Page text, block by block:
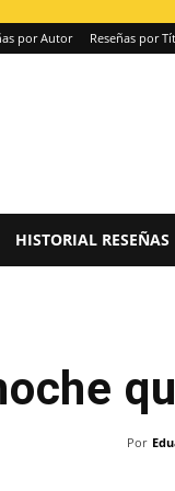
por Autor Reseñas por
HISTORIAL RESEÑAS
Por